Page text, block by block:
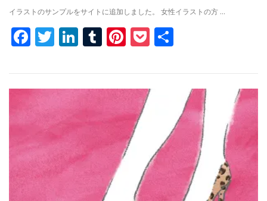
イラストのサンプルをサイトに追加しました。 女性イラストの方 …
Facebook
Twitter
LinkedIn
Tumblr
Pinterest
Pocket